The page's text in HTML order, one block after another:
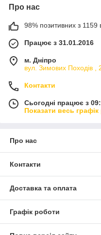
Про нас
98% позитивних з 1159
Працює з 31.01.2016
м. Дніпро
вул. Зимових Походiв ,
Контакти
Сьогодні працює з
Показати весь
Про нас
Контакти
Доставка та оплата
Графік роботи